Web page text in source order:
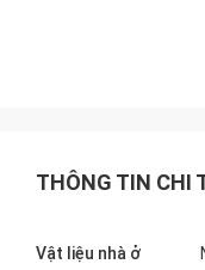
Marcelo
THÔNG TIN CHI
Vật liệu nhà ở